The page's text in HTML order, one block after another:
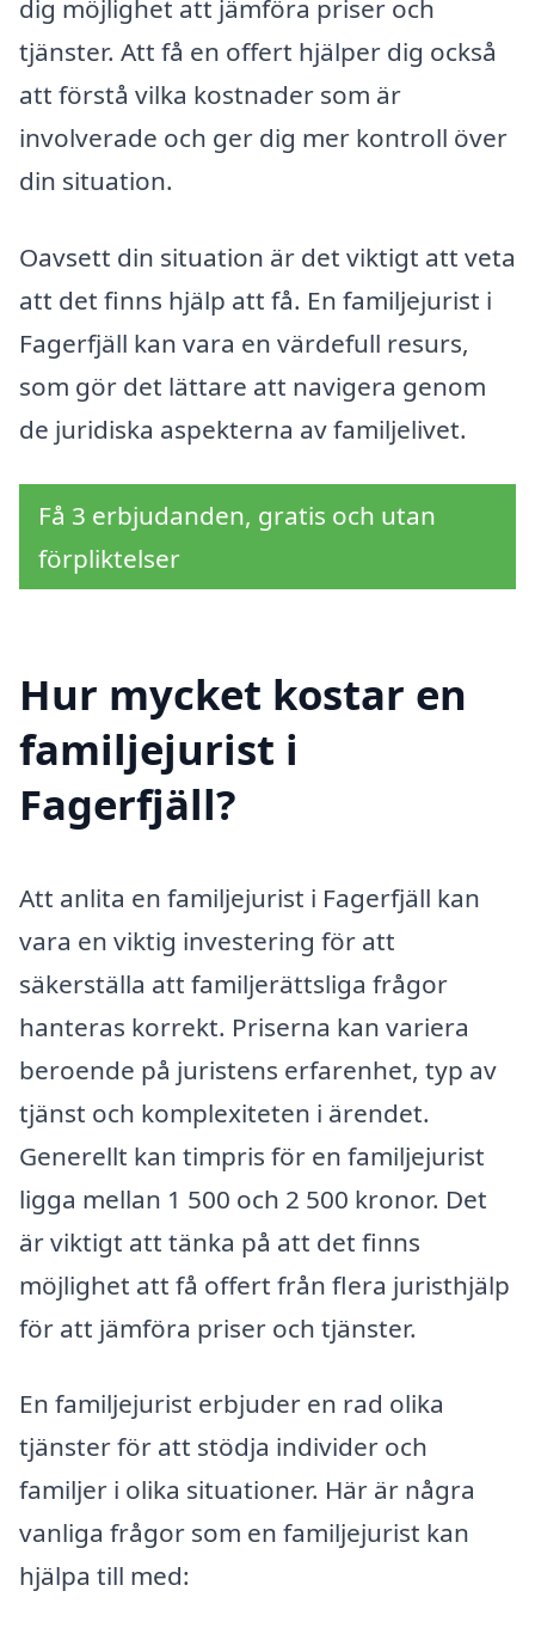
dig möjlighet att jämföra priser och
tjänster. Att få en offert hjälper dig också
att förstå vilka kostnader som är
involverade och ger dig mer kontroll över
din situation.
Oavsett din situation är det viktigt att veta
att det finns hjälp att få. En familjejurist i
Fagerfjäll kan vara en värdefull resurs,
som gör det lättare att navigera genom
de juridiska aspekterna av familjelivet.
Få 3 erbjudanden, gratis och utan
förpliktelser
Hur mycket kostar en
familjejurist i
Fagerfjäll?
Att anlita en familjejurist i Fagerfjäll kan
vara en viktig investering för att
säkerställa att familjerättsliga frågor
hanteras korrekt. Priserna kan variera
beroende på juristens erfarenhet, typ av
tjänst och komplexiteten i ärendet.
Generellt kan timpris för en familjejurist
ligga mellan 1 500 och 2 500 kronor. Det
är viktigt att tänka på att det finns
möjlighet att få offert från flera juristhjälp
för att jämföra priser och tjänster.
En familjejurist erbjuder en rad olika
tjänster för att stödja individer och
familjer i olika situationer. Här är några
vanliga frågor som en familjejurist kan
hjälpa till med: